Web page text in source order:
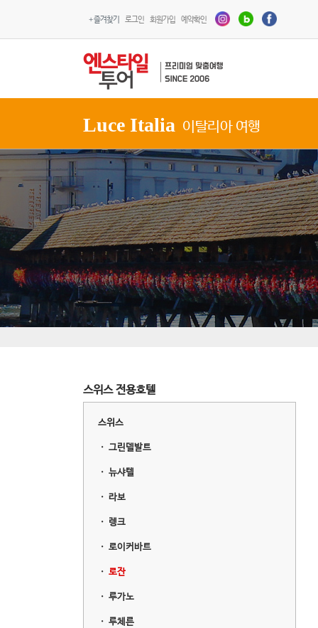
+ 즐겨찾기 로그인 회원가입 예약확인
Luce Italia 이탈리아 여행
스위스 전용호텔
스위스
ㆍ 그린델발트
ㆍ 뉴샤텔
ㆍ 라보
ㆍ 렝크
ㆍ 로이커바트
ㆍ 로잔
ㆍ 루가노
ㆍ 루체른